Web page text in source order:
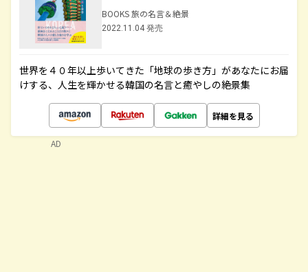
BOOKS 旅の名言＆絶景
2022.11.04 発売
世界を４０年以上歩いてきた「地球の歩き方」があなたにお届
けする、人生を輝かせる韓国の名言と癒やしの絶景集
詳細を見る
AD